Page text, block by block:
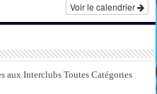
Voir le calendrier
aux Interclubs Toutes Catégories